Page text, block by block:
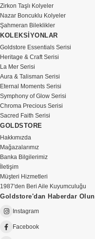
Zirkon Taşlı Kolyeler
Nazar Boncuklu Kolyeler
Şahmeran Bileklikler
KOLEKSİYONLAR
Goldstore Essentials Serisi
Heritage & Craft Serisi
La Mer Serisi
Aura & Talisman Serisi
Eternal Moments Serisi
Symphony of Glow Serisi
Chroma Precious Serisi
Sacred Faith Serisi
GOLDSTORE
Hakkımızda
Mağazalarımız
Banka Bilgilerimiz
İletişim
Müşteri Hizmetleri
1987'den Beri Aile Kuyumculuğu
Goldstore'dan Haberdar Olun
Instagram
Facebook